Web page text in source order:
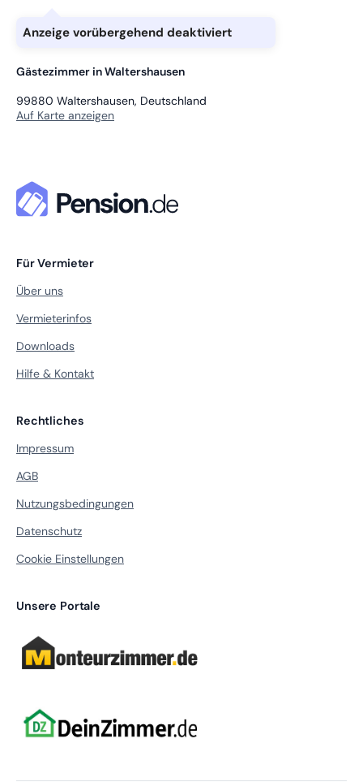
Anzeige vorübergehend deaktiviert
Gästezimmer in Waltershausen
99880 Waltershausen, Deutschland
Auf Karte anzeigen
Für Vermieter
Über uns
Vermieterinfos
Downloads
Hilfe & Kontakt
Rechtliches
Impressum
AGB
Nutzungsbedingungen
Datenschutz
Cookie Einstellungen
Unsere Portale